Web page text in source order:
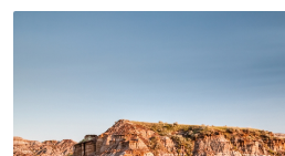
り、その科学的意義は非常に高
めて重要であり、その価値を世